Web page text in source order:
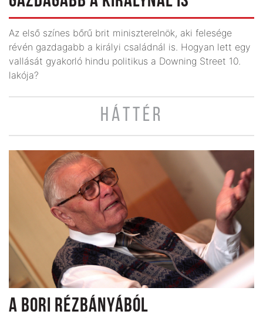
Az első színes bőrű brit miniszter­elnök, aki felesége
révén gazdagabb a királyi családnál is. Hogyan lett egy
vallását gyakorló hindu politikus a Downing Street 10.
lakója?
HÁTTÉR
A BORI RÉZBÁNYÁBÓL